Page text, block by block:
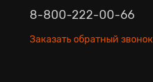
8-800-222-00-66
Заказать обратный звонок